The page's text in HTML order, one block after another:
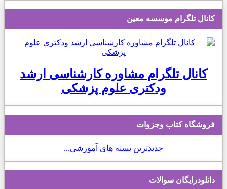
کانال تلگرام موسسه معین
کانال تلگرام مشاوره کارشناسی ارشد
ودکتری علوم پزشکی
فروشگاه کتاب وجزوات
جدیدترین بسته های آموزشی...
دانلودرایگان سوالات